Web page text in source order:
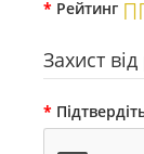
Рейтинг
Захист